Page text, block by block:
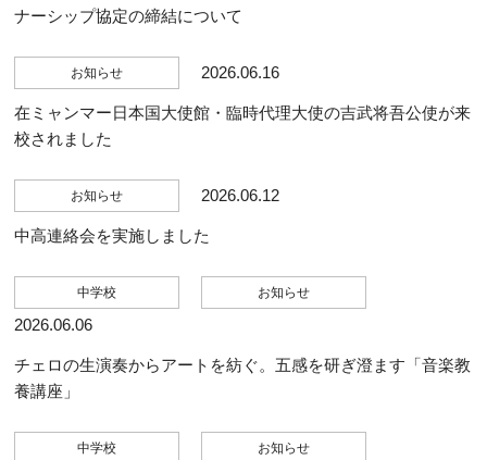
ナーシップ協定の締結について
お知らせ 2026.06.16
在ミャンマー日本国大使館・臨時代理大使の吉武将吾公使が来
校されました
お知らせ 2026.06.12
中高連絡会を実施しました
中学校 お知らせ
2026.06.06
チェロの生演奏からアートを紡ぐ。五感を研ぎ澄ます「音楽教
養講座」
中学校 お知らせ